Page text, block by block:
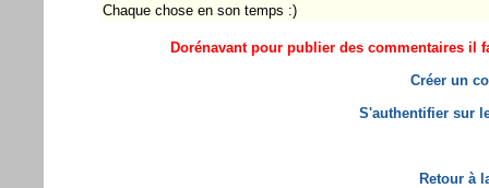
Chaque chose en son temps :)
Dorénavant pour publier des commentaires il
Créer un
S'authentifier sur
Retour à